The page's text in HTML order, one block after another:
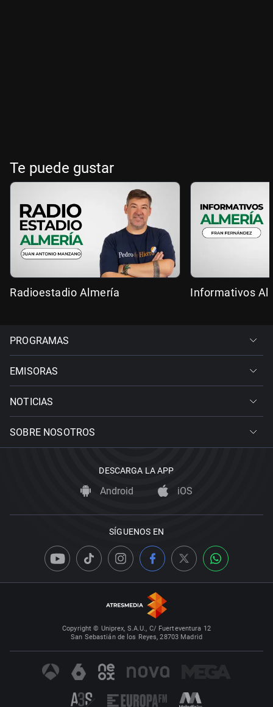
Te puede gustar
Radioestadio Almería Informativos
PROGRAMAS
EMISORAS
NOTICIAS
SOBRE NOSOTROS
DESCARGA LA APP
Android iOS
SÍGUENOS EN
Copyright © Uniprex, S.A.U., C/ Fuerteventura 12
San Sebastián de los Reyes, 28703 Madrid